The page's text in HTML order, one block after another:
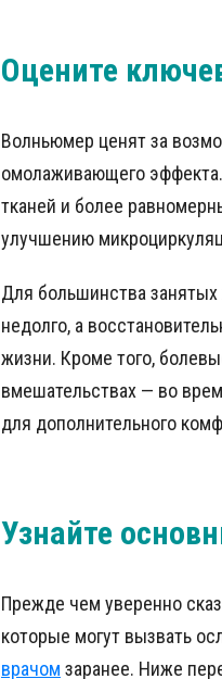
Оцените
Волньюмер ценят за
омолаживающего
тканей и более
улучшению
Для большинства
недолго, а
жизни. Кроме того,
вмешательствах — во
для дополнительного
Узнайте
Прежде чем уверенно
которые могут вызвать
врачом заранее. Ниже